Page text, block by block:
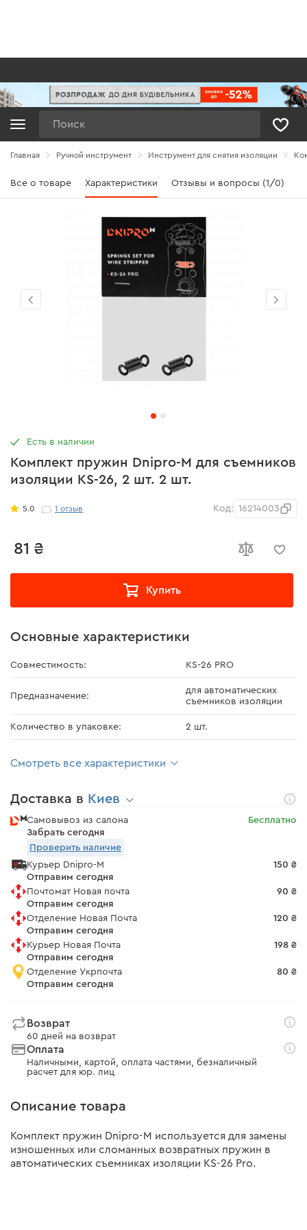
Главная Ручной инструмент Инструмент для снятия изоляции
Все о товаре Характеристики Отзывы и вопросы (1/0)
Комплект пружин Dnipro-M для съемников
изоляции KS-26, 2 шт. 2 шт.
5.0 1отзыв Код: 16214003
81 ₴
Купить
Есть в наличии
Основные характеристики
Совместимость: KS-26 PRO
Предназначение:
для автоматических
съемников изоляции
Количество в упаковке: 2 шт.
Смотреть все характеристики
Доставка в Киев
Самовывоз из салона
Забрать сегодня
Бесплатно
Проверить наличие
Курьер Dnipro-M
Отправим сегодня
150 ₴
Почтомат Новая почта
Отправим сегодня
90 ₴
Отделение Новая Почта
Отправим сегодня
120 ₴
Курьер Новая Почта
Отправим сегодня
198 ₴
Отделение Укрпочта
Отправим сегодня
80 ₴
Возврат
60 дней на возврат
Оплата
Наличными, картой, оплата частями, безналичный
расчет для юр. лиц
Описание товара
Комплект пружин Dnipro-M используется для замены
изношенных или сломанных возвратных пружин в
автоматических съемниках изоляции KS-26 Pro.